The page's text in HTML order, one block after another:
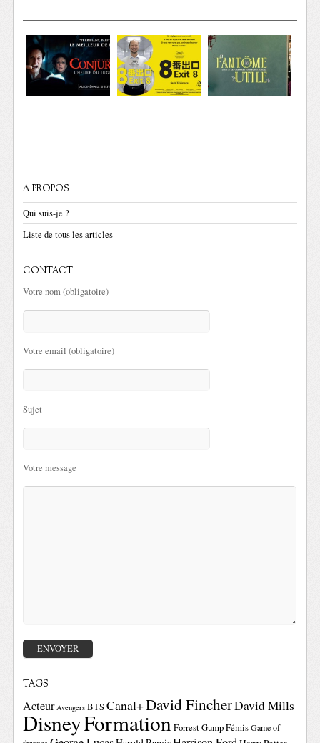
A PROPOS
Qui suis-je ?
Liste de tous les articles
CONTACT
Votre nom (obligatoire)
Votre email (obligatoire)
Sujet
Votre message
TAGS
Acteur Avengers BTSCanal+David FincherDavid Mills
DisneyFormationForrest GumpFémis Game of